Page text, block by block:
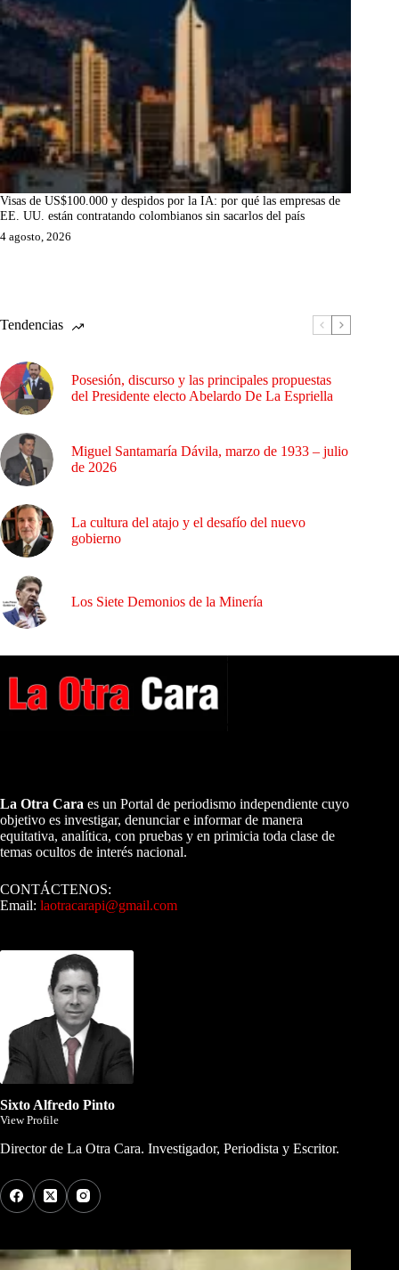
Visas de US$100.000 y despidos por la IA: por qué las empresas de
EE. UU. están contratando colombianos sin sacarlos del país
4 agosto, 2026
Tendencias
Posesión, discurso y las principales propuestas
del Presidente electo Abelardo De La Espriella
Miguel Santamaría Dávila, marzo de 1933 – julio
de 2026
La cultura del atajo y el desafío del nuevo
gobierno
Los Siete Demonios de la Minería
La Otra Cara es un Portal de periodismo independiente cuyo
objetivo es investigar, denunciar e informar de manera
equitativa, analítica, con pruebas y en primicia toda clase de
temas ocultos de interés nacional.
CONTÁCTENOS:
Email: laotracarapi@gmail.com
Sixto Alfredo Pinto
View Profile
Director de La Otra Cara. Investigador, Periodista y Escritor.